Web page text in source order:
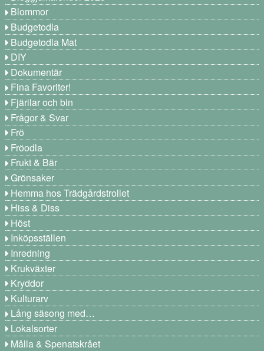
Blommor
Budgetodla
Budgetodla Mat
DIY
Dokumentär
Fina Favoriter!
Fjärilar och bin
Frågor & Svar
Frö
Fröodla
Frukt & Bär
Grönsaker
Hemma hos Trädgårdstrollet
Hiss & Diss
Höst
Inköpsställen
Inredning
Krukväxter
Kryddor
Kulturarv
Lång säsong med…
Lokalsorter
Målla & Spenatskrået